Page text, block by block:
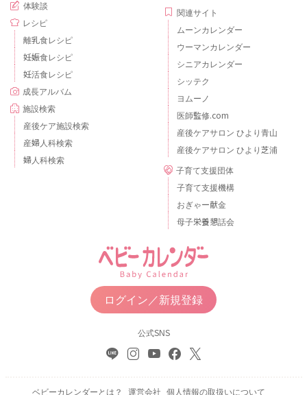
体験談
レシピ
離乳食レシピ
妊娠食レシピ
妊活食レシピ
成長アルバム
施設検索
産後ケア施設検索
産婦人科検索
婦人科検索
関連サイト
ムーンカレンダー
ウーマンカレンダー
シニアカレンダー
シッテク
ヨムーノ
医師監修.com
産後ケアサロン ひより青山
産後ケアサロン ひより芝浦
子育て支援団体
子育て支援機構
おぎゃー献金
母子栄養懇話会
ログイン／新規登録
公式SNS
ベビーカレンダーとは？ 運営会社 個人情報の取扱いについて